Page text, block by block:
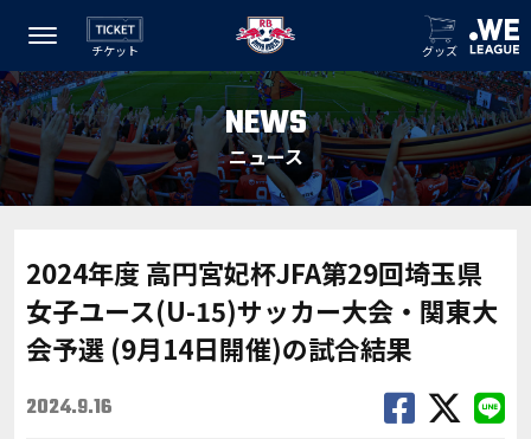
チケット グッズ
NEWS
ニュース
2024年度 高円宮妃杯JFA第29回埼玉県
女子ユース(U-15)サッカー大会・関東大
会予選 (9月14日開催)の試合結果
2024.9.16